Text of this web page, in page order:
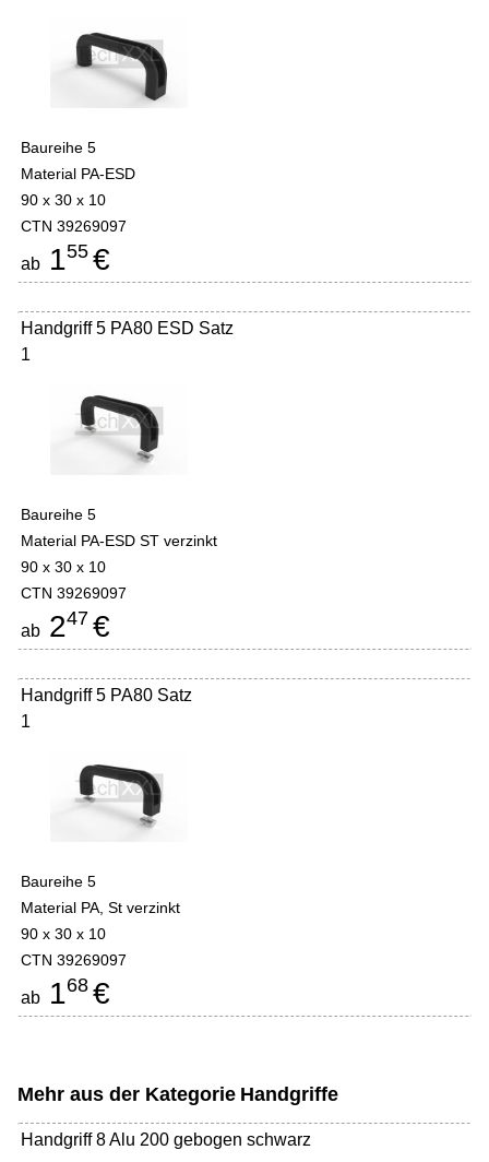
Baureihe 5
Material PA-ESD
90 x 30 x 10
CTN 39269097
ab 155 €
Handgriff 5 PA80 ESD Satz
1
Baureihe 5
Material PA-ESD ST verzinkt
90 x 30 x 10
CTN 39269097
ab 247 €
Handgriff 5 PA80 Satz
1
Baureihe 5
Material PA, St verzinkt
90 x 30 x 10
CTN 39269097
ab 168 €
Mehr aus der Kategorie Handgriffe
Handgriff 8 Alu 200 gebogen schwarz